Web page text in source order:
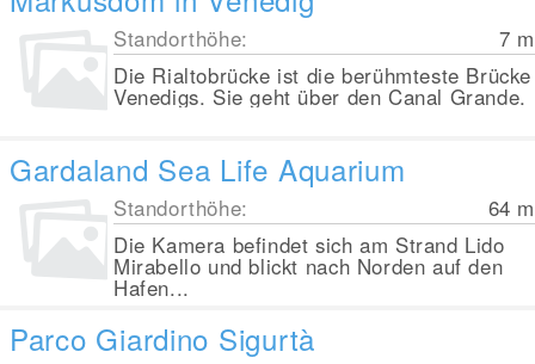
Standorthöhe: 7 m
Die Rialtobrücke ist die berühmteste Brücke
Venedigs. Sie geht über den Canal Grande.
Gardaland Sea Life Aquarium
Standorthöhe: 64 m
Die Kamera befindet sich am Strand Lido
Mirabello und blickt nach Norden auf den
Hafen...
Parco Giardino Sigurtà